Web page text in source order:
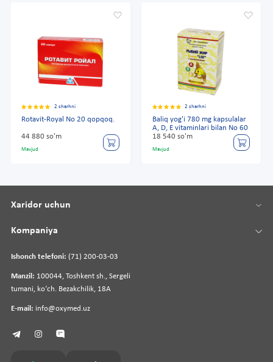
2 sharhni
Rotavit-Royal No 20 qopqoq.
44 880 so'm
Mavjud
2 sharhni
Baliq yog'i 780 mg kapsulalar
A, D, E vitaminlari bilan No 60
18 540 so'm
Mavjud
Ishonch telefoni: (71) 200-03-03
Manzil: 100044, Toshkent sh., Sergeli
tumani, koʻch. Bezakchilik, 18A
E-mail: info@oxymed.uz
Xaridor uchun
Kompaniya